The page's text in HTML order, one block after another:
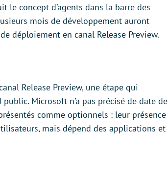
le concept d’agents dans la barre des
mois de développement auront
déploiement en canal Release Preview.
Release Preview, une étape qui
Microsoft n’a pas précisé de date de
comme optionnels : leur présence
mais dépend des applications et